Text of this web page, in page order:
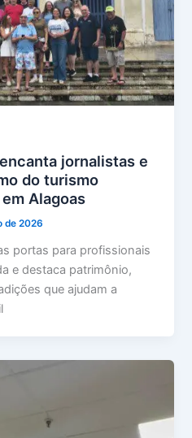
jornalistas e
do turismo
Alagoas
de 2026
portas para profissionais
e destaca patrimônio,
que ajudam a